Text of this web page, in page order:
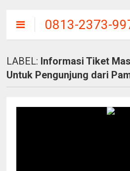
0813-2373-
SITU
PATENGGANG
CIWIDEY,
TIKET MASUK
LABEL: Informasi Tiket
Untuk Pengunjung dari